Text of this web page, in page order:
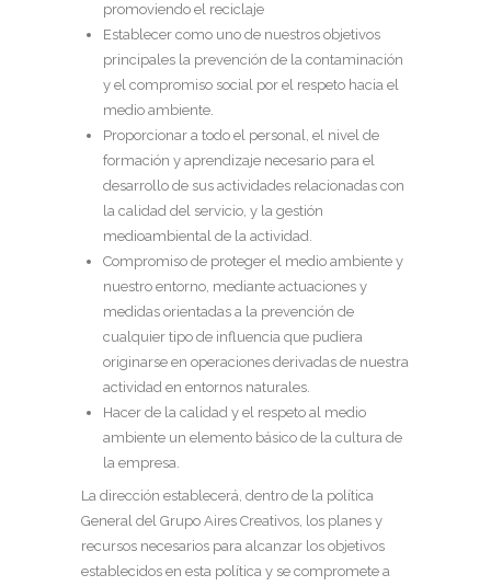
promoviendo el reciclaje
Establecer como uno de nuestros objetivos
principales la prevención de la contaminación
y el compromiso social por el respeto hacia el
medio ambiente.
Proporcionar a todo el personal, el nivel de
formación y aprendizaje necesario para el
desarrollo de sus actividades relacionadas con
la calidad del servicio, y la gestión
medioambiental de la actividad.
Compromiso de proteger el medio ambiente y
nuestro entorno, mediante actuaciones y
medidas orientadas a la prevención de
cualquier tipo de influencia que pudiera
originarse en operaciones derivadas de nuestra
actividad en entornos naturales.
Hacer de la calidad y el respeto al medio
ambiente un elemento básico de la cultura de
la empresa.
La dirección establecerá, dentro de la política
General del Grupo Aires Creativos, los planes y
recursos necesarios para alcanzar los objetivos
establecidos en esta política y se compromete a